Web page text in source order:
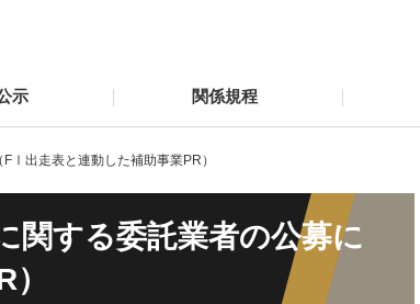
示 関係規程
出走表と連動した補助事業PR）
関する委託業者の公募に